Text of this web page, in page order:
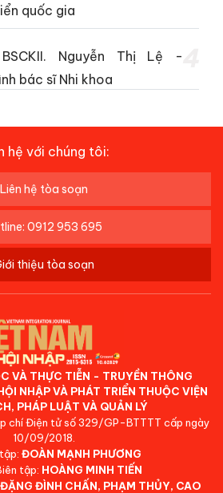
quốc gia
BSCKII. Nguyễn Thị Lệ -
bác sĩ Nhi khoa
hệ với chúng tôi:
Liên hệ tòa soạn
0912 953 695
thiệu tòa soạn
VÀ THỰC TIỄN - TRUYỀN THÔNG
NHẬP VÀ PHÁT TRIỂN THUỘC VIỆN
PHÁP LUẬT VÀ QUẢN LÝ
chí Điện tử số 329/GP-BTTTT cấp ngày
10/09/2018.
ĐOÀN MẠNH PHƯƠNG
tập: HOÀNG MINH TIẾN
ĐẶNG ĐÌNH CHẤN, PHẠM THỦY, CAO